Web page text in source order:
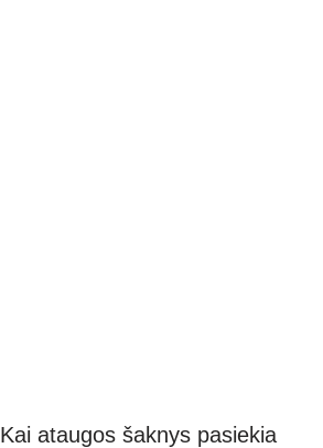
Kai ataugos šaknys pasiekia